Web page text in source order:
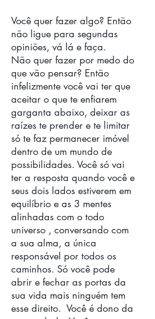
Você quer fazer algo? Então
não ligue para segundas
opiniões, vá lá e faça.
Não quer fazer por medo do
que vão pensar? Então
infelizmente você vai ter que
aceitar o que te enfiarem
garganta abaixo, deixar as
raízes te prender e te limitar
só te faz permanecer imóvel
dentro de um mundo de
possibilidades. Você só vai
ter a resposta quando você e
seus dois lados estiverem em
equilíbrio e as 3 mentes
alinhadas com o todo
universo , conversando com
a sua alma, a única
responsável por todos os
caminhos. Só você pode
abrir e fechar as portas da
sua vida mais ninguém tem
esse direito.  Você é dono da